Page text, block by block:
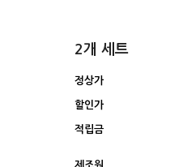
2개 세트
정상가
할인가
적립금